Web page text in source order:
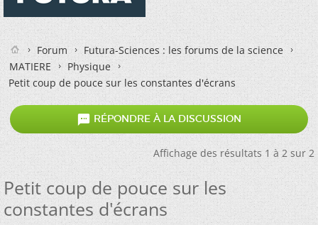
Forum
Futura-Sciences : les forums de la science
MATIERE
Physique
Petit coup de pouce sur les constantes d'écrans
 RÉPONDRE À LA DISCUSSION
Affichage des résultats 1 à 2 sur 2
Petit coup de pouce sur les
constantes d'écrans